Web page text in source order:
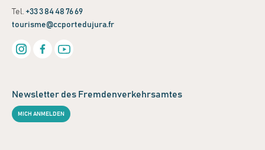
Tel. +33 3 84 48 76 69
tourisme@ccportedujura.fr
Newsletter des Fremdenverkehrsamtes
MICH ANMELDEN